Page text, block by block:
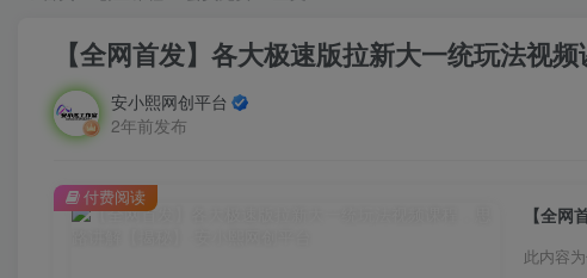
【全网首发】各大极速版拉新大一统玩法视
安小熙网创平台
2年前发布
【全
此内容
付费阅读